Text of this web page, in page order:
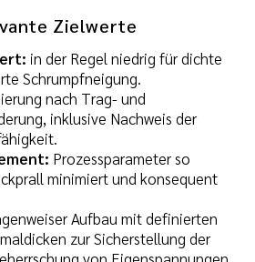
Zielwerte
in der Regel niedrig für dichte
Schrumpfneigung.
nach Trag- und
inklusive Nachweis der
Prozessparameter so
minimiert und konsequent
Aufbau mit definierten
zur Sicherstellung der